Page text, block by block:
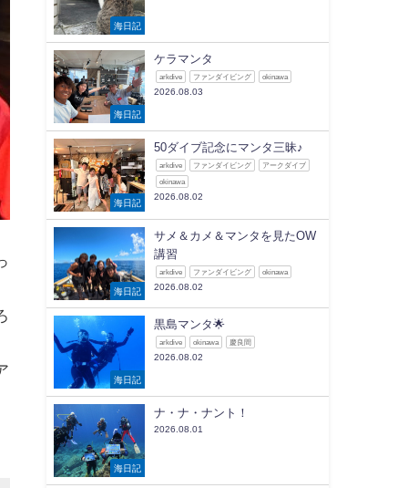
海日記
海日記
ケラマンタ
arkdive ファンダイビング okinawa
2026.08.03
海日記
50ダイブ記念にマンタ三昧♪
arkdive ファンダイビング アークダイブ
okinawa
2026.08.02
海日記
サメ＆カメ＆マンタを見たOW
講習
arkdive ファンダイビング okinawa
2026.08.02
海日記
黒島マンタ🌟
arkdive okinawa 慶良間
2026.08.02
海日記
ナ・ナ・ナント！
2026.08.01